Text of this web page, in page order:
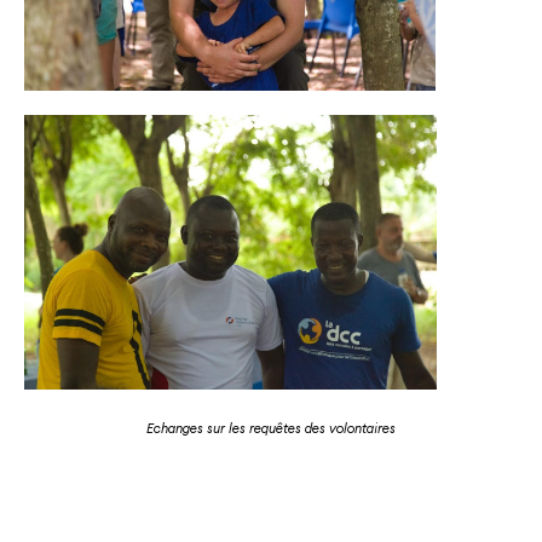
Echanges sur les requêtes des volontaires